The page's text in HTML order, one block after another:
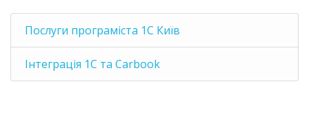
Послуги програміста 1С Київ
Інтеграція 1С та Carbook